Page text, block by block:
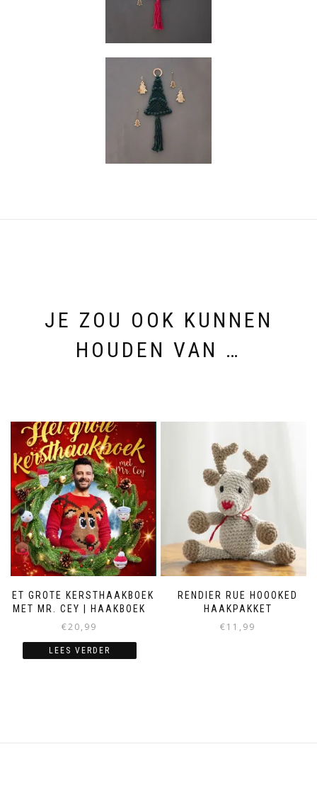
JE ZOU OOK KUNNEN
HOUDEN VAN …
HET GROTE KERSTHAAKBOEK
MET MR. CEY | HAAKBOEK
€20,99
LEES VERDER
RENDIER RUE HOOOKED
HAAKPAKKET
€11,99